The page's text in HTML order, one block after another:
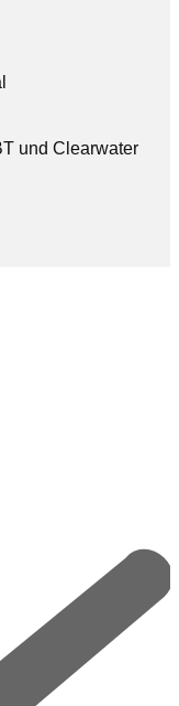
und Clearwater